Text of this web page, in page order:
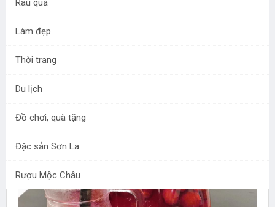
Rau quả
Làm đẹp
Thời trang
Du lịch
Đồ chơi, quà tặng
Đặc sản Sơn La
Rượu Mộc Châu
Nếu là tín đồ của mận thì chắc chắn bạn sẽ không thể
Châu” dưới đây, vì chỉ cần nhìn qua là đã ứa nước miếng